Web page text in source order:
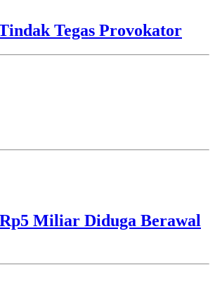
Tegas Provokator
Miliar Diduga Berawal